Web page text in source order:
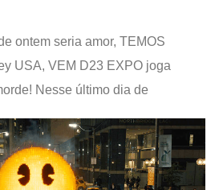
ontem seria amor, TEMOS
USA, VEM D23 EXPO joga
Nesse último dia de